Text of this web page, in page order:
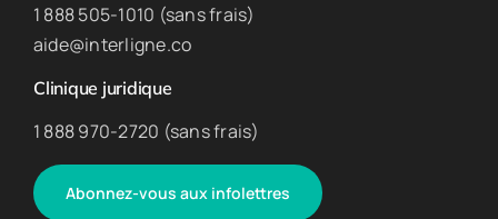
1 888 505-1010 (sans frais)
aide@interligne.co
Clinique juridique
1 888 970-2720 (sans frais)
Abonnez-vous aux infolettres